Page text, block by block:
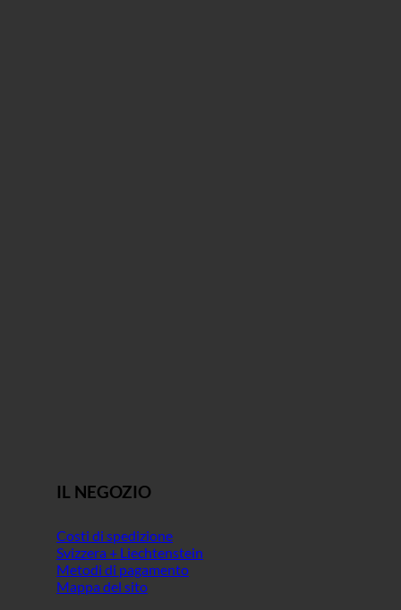
IL NEGOZIO
Costi di spedizione
Svizzera + Liechtenstein
Metodi di pagamento
Mappa del sito